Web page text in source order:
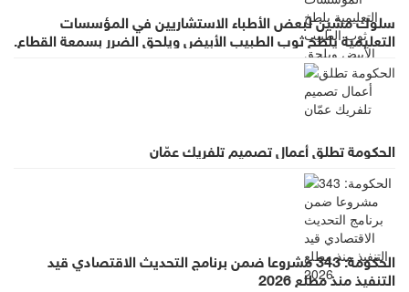
سلوك مشين لبعض الأطباء الاستشاريين في المؤسسات
التعليمية يلطخ ثوب الطبيب الأبيض ويلحق الضرر بسمعة القطاع.
الحكومة تطلق أعمال تصميم تلفريك عمّان
الحكومة: 343 مشروعا ضمن برنامج التحديث الاقتصادي قيد
التنفيذ منذ مطلع 2026